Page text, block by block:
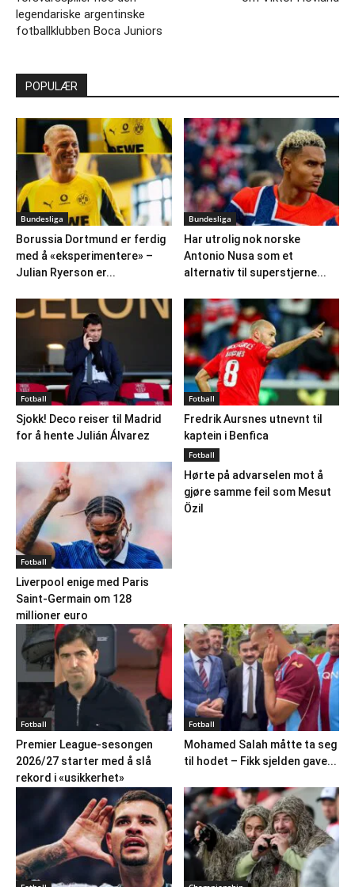
legendariske argentinske
fotballklubben Boca Juniors
POPULÆR
Bundesliga
Borussia Dortmund er ferdig
med å «eksperimentere» –
Julian Ryerson er...
Bundesliga
Har utrolig nok norske
Antonio Nusa som et
alternativ til superstjerne...
Fotball
Sjokk! Deco reiser til Madrid
for å hente Julián Álvarez
Fotball
Fredrik Aursnes utnevnt til
kaptein i Benfica
Fotball
Liverpool enige med Paris
Saint-Germain om 128
millioner euro
Fotball
Hørte på advarselen mot å
gjøre samme feil som Mesut
Özil
Fotball
Premier League-sesongen
2026/27 starter med å slå
rekord i «usikkerhet»
Fotball
Mohamed Salah måtte ta seg
til hodet – Fikk sjelden gave...